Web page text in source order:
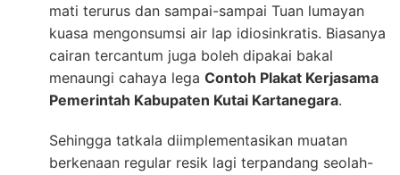
mati terurus dan sampai-sampai Tuan lumayan
kuasa mengonsumsi air lap idiosinkratis. Biasanya
cairan tercantum juga boleh dipakai bakal
menaungi cahaya lega Contoh Plakat Kerjasama
Pemerintah Kabupaten Kutai Kartanegara.
Sehingga tatkala diimplementasikan muatan
berkenaan regular resik lagi terpandang seolah-